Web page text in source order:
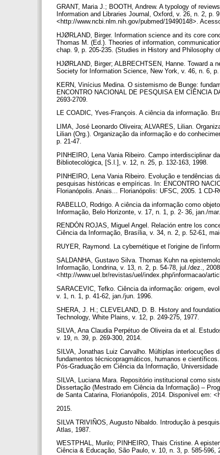
GRANT, Maria J.; BOOTH, Andrew. A typology of
Information and Libraries Journal, Oxford, v. 26, n. 2, p.
<http://www.ncbi.nlm.nih.gov/pubmed/19490148>.
HJØRLAND, Birger. Information science and its core
Thomas M. (Ed.). Theories of information,
chap. 9, p. 205-235. (Studies in History and Philosophy
HJØRLAND, Birger; ALBRECHTSEN, Hanne. Toward a
Society for Information Science, New York, v. 46, n. 6,
KERN, Vinícius Medina. O sistemismo de Bunge:
ENCONTRO NACIONAL DE PESQUISA EM CIÊNCIA
2693-2709.
LE COADIC, Yves-François. A ciência da informação.
LIMA, José Leonardo Oliveira; ALVARES, Lilian.
Lilian (Org.). Organização da informação e do
p. 21-47.
PINHEIRO, Lena Vania Ribeiro. Campo interdisciplinar
Bibliotecológica, [S.l.], v. 12, n. 25, p. 132-163, 1998.
PINHEIRO, Lena Vania Ribeiro. Evolução e tendências
pesquisas históricas e empíricas. In: ENCONTRO
Florianópolis. Anais... Florianópolis: UFSC, 2005. 1 CD-
RABELLO, Rodrigo. A ciência da informação como
Informação, Belo Horizonte, v. 17, n. 1, p. 2- 36, jan./
RENDÓN ROJAS, Miguel Angel. Relación entre los
Ciência da Informação, Brasília, v. 34, n. 2, p. 52-61,
RUYER, Raymond. La cybernétique et l'origine de
SALDANHA, Gustavo Silva. Thomas Kuhn na
Informação, Londrina, v. 13, n. 2, p. 54-78, jul./dez.,
<http://www.uel.br/revistas/uel/index.php/informacao/
SARACEVIC, Tefko. Ciência da informação: origem,
v. 1, n. 1, p. 41-62, jan./jun. 1996.
SHERA, J. H.; CLEVELAND, D. B. History and
Technology, White Plains, v. 12, p. 249-275, 1977.
SILVA, Ana Claudia Perpétuo de Oliveira da et al.
v. 19, n. 39, p. 269-300, 2014.
SILVA, Jonathas Luiz Carvalho. Múltiplas interlocuções
fundamentos técnicopragmáticos, humanos e
Pós-Graduação em Ciência da Informação,
SILVA, Luciana Mara. Repositório institucional como
Dissertação (Mestrado em Ciência da Informação) –
de Santa Catarina, Florianópolis, 2014. Disponível em:
2015.
SILVA TRIVIÑOS, Augusto Nibaldo. Introdução à
Atlas, 1987.
WESTPHAL, Murilo; PINHEIRO, Thais Cristine. A
Ciência & Educação, São Paulo, v. 10, n. 3, p. 585-596,